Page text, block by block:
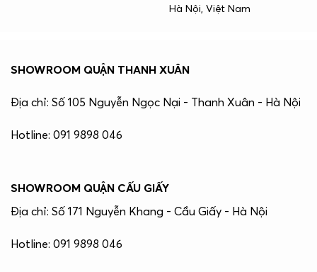
Hà Nội, Việt Nam
SHOWROOM QUẬN THANH XUÂN
Địa chỉ: Số 105 Nguyễn Ngọc Nại - Thanh Xuân - Hà Nội
Hotline: 091 9898 046
SHOWROOM QUẬN CẤU GIẤY
Địa chỉ: Số 171 Nguyễn Khang - Cầu Giấy - Hà Nội
Hotline: 091 9898 046